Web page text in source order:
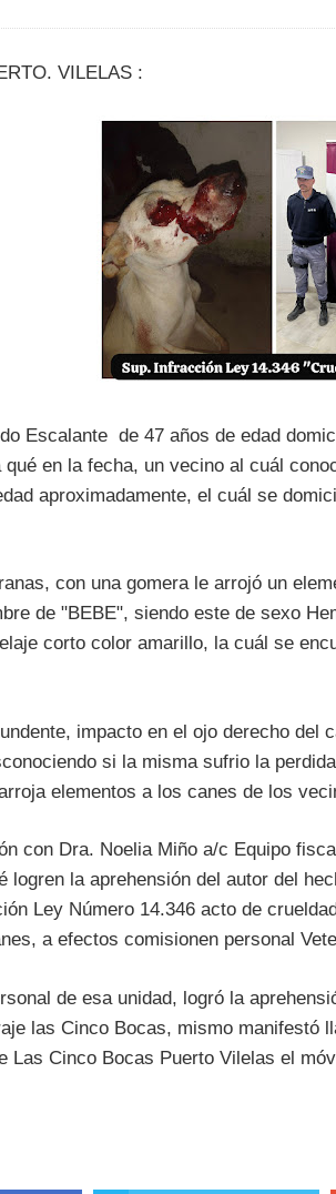
VILELAS :
Escalante de 47 años de edad
qué en la fecha, un vecino al cuál
aproximadamente, el cuál se
con una gomera le arrojó un
de "BEBE", siendo este de sexo
corto color amarillo, la cuál se
impacto en el ojo derecho del
si la misma sufrio la
elementos a los canes de los
con Dra. Noelia Miño a/c Equipo
logren la aprehensión del autor del
Ley Número 14.346 acto de
a efectos comisionen personal
de esa unidad, logró la
las Cinco Bocas, mismo manifestó
Las Cinco Bocas Puerto Vilelas el